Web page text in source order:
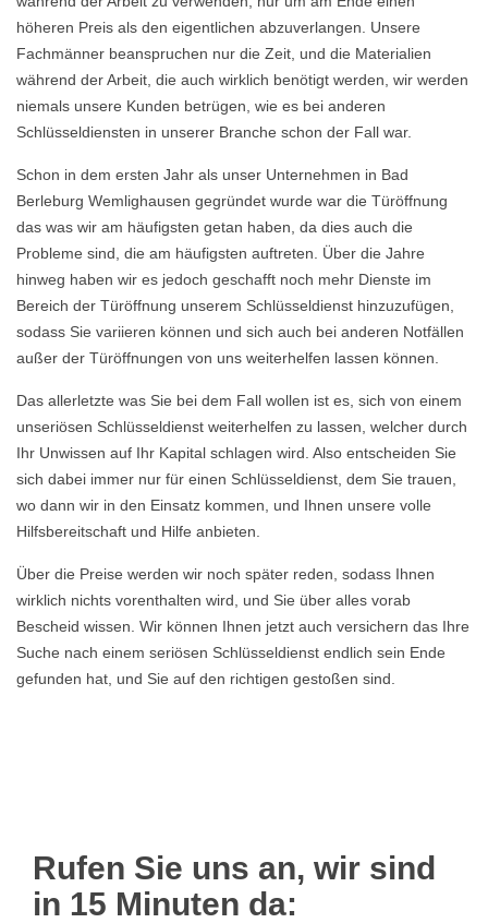
höheren Preis als den eigentlichen abzuverlangen. Unsere
Fachmänner beanspruchen nur die Zeit, und die Materialien
während der Arbeit, die auch wirklich benötigt werden, wir werden
niemals unsere Kunden betrügen, wie es bei anderen
Schlüsseldiensten in unserer Branche schon der Fall war.
Schon in dem ersten Jahr als unser Unternehmen in Bad
Berleburg Wemlighausen gegründet wurde war die Türöffnung
das was wir am häufigsten getan haben, da dies auch die
Probleme sind, die am häufigsten auftreten. Über die Jahre
hinweg haben wir es jedoch geschafft noch mehr Dienste im
Bereich der Türöffnung unserem Schlüsseldienst hinzuzufügen,
sodass Sie variieren können und sich auch bei anderen Notfällen
außer der Türöffnungen von uns weiterhelfen lassen können.
Das allerletzte was Sie bei dem Fall wollen ist es, sich von einem
unseriösen Schlüsseldienst weiterhelfen zu lassen, welcher durch
Ihr Unwissen auf Ihr Kapital schlagen wird. Also entscheiden Sie
sich dabei immer nur für einen Schlüsseldienst, dem Sie trauen,
wo dann wir in den Einsatz kommen, und Ihnen unsere volle
Hilfsbereitschaft und Hilfe anbieten.
Über die Preise werden wir noch später reden, sodass Ihnen
wirklich nichts vorenthalten wird, und Sie über alles vorab
Bescheid wissen. Wir können Ihnen jetzt auch versichern das Ihre
Suche nach einem seriösen Schlüsseldienst endlich sein Ende
gefunden hat, und Sie auf den richtigen gestoßen sind.
Rufen Sie uns an, wir sind
in 15 Minuten da: